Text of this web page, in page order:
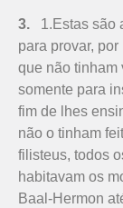
3. 1.Estas são
para provar,
que não tinham
somente para
fim de lhes
não o tinham
filisteus, todos
habitavam os
Baal-Hermon